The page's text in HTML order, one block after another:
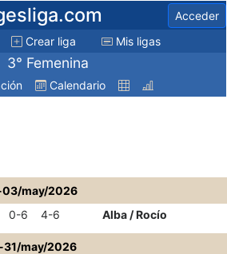
Acceder
Crear liga Mis ligas
3° Femenina
Calendario
may/2026
0-6 4-6 Alba / Rocío
31/may/2026